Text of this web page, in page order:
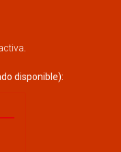
disponible):